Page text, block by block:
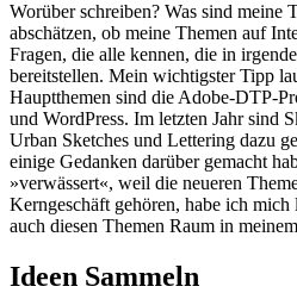
Worüber schreiben? Was sind meine
abschätzen, ob meine Themen auf
Fragen, die alle kennen, die in
bereitstellen. Mein wichtigster Tipp
Hauptthemen sind die Adobe-DTP-
und WordPress. Im letzten Jahr sind
Urban Sketches und Lettering dazu
einige Gedanken darüber gemacht
»verwässert«, weil die neueren
Kerngeschäft gehören, habe ich
auch diesen Themen Raum in
Ideen Sammeln